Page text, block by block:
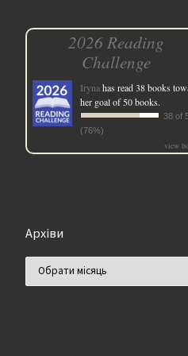
2026 Reading
Challenge
Irynahas read 38 books
her goal of 50 books.
38 of
(76%)
view
Архіви